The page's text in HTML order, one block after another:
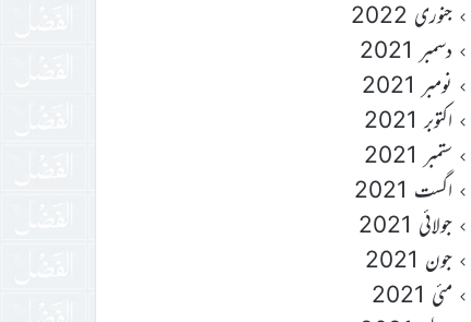
جنوری 2022
دسمبر 2021
نومبر 2021
اکتوبر 2021
ستمبر 2021
اگست 2021
جولائی 2021
جون 2021
مئی 2021